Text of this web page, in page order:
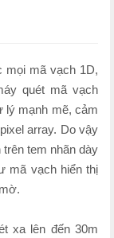
mọi mã vạch 1D,
quét mã vạch
lý mạnh mẽ, cảm
array. Do vậy
tem nhãn dày
mã vạch hiển thị
xa lên đến 30m